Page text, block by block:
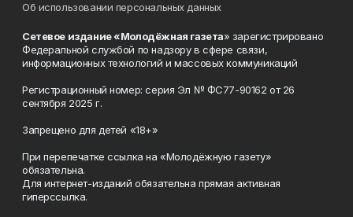
Об использовании персональных данных
Сетевое издание «Молодёжная газета» зарегистрировано
Федеральной службой по надзору в сфере связи,
информационных технологий и массовых коммуникаций
Регистрационный номер: серия Эл № ФС77-90162 от 26
сентября 2025 г.
Запрещено для детей «18+»
При перепечатке ссылка на «Молодёжную газету»
обязательна.
Для интернет-изданий обязательна прямая активная
гиперссылка.